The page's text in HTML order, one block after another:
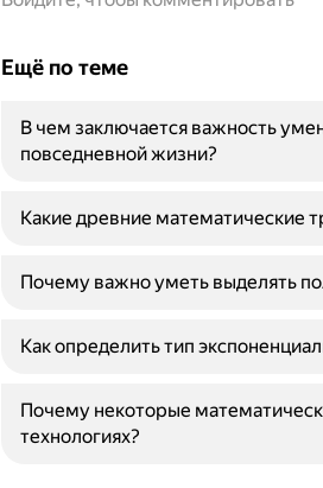
Ещё по теме
В чем заключается важность
повседневной жизни?
Какие древние математические
Почему важно уметь выделять
Как определить тип
Почему некоторые
технологиях?